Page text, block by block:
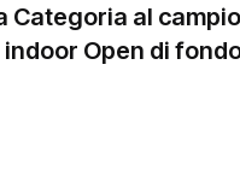
Categoria al
Open di